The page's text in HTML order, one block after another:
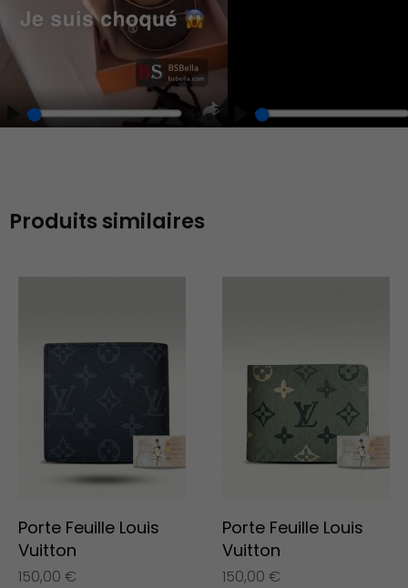
Play Unmute
Enter
Produits similaires
Porte Feuille Louis
Vuitton
150,00 €
Porte Feuille Louis
Vuitton
150,00 €